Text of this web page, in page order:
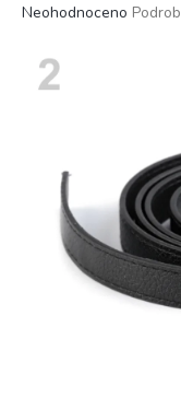
Průměrné
produktu
0,0
Neohodnoceno